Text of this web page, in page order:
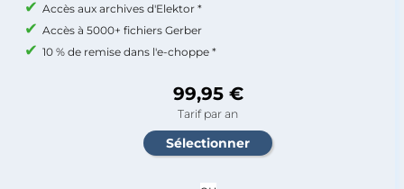
Accès aux archives d'Elektor *
Accès à 5000+ fichiers Gerber
10 % de remise dans l'e-choppe *
99,95 €
Tarif par an